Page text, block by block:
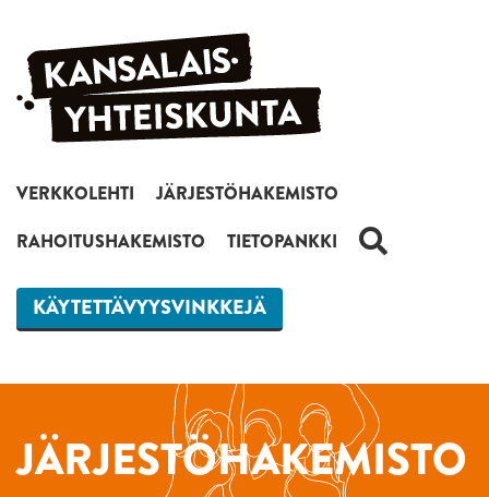
Siirry sisältöön
VERKKOLEHTI
JÄRJESTÖHAKEMISTO
RAHOITUSHAKEMISTO
TIETOPANKKI HAKU
KÄYTETTÄVYYSVINKKEJÄ
JÄRJESTÖHAKEMISTO